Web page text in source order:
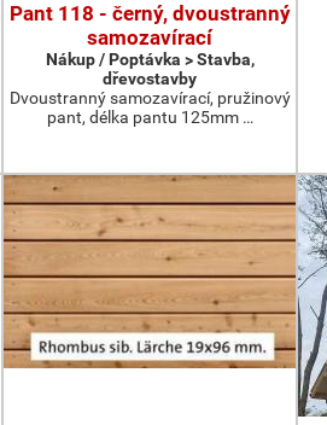
Pant 118 - černý, dvoustranný
samozavírací
Nákup / Poptávka > Stavba,
dřevostavby
Dvoustranný samozavírací, pružinový
pant, délka pantu 125mm …